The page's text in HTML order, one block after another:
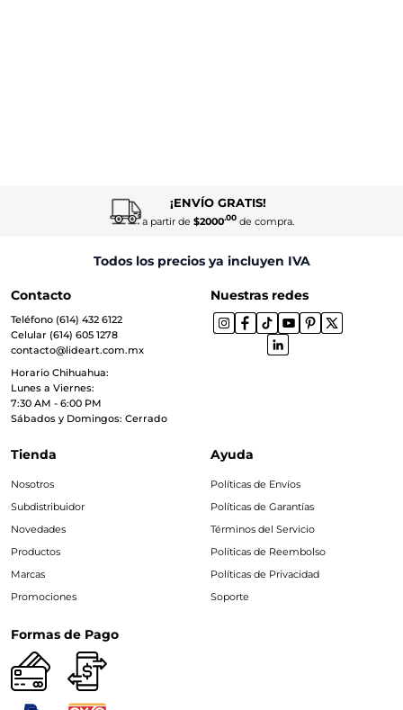
¡ENVÍO GRATIS!
a partir de $2000.00de compra.
Todos los precios ya incluyen IVA
Contacto
Teléfono (614) 432 6122
Celular (614) 605 1278
contacto@lideart.com.mx
Horario Chihuahua:
Lunes a Viernes:
7:30 AM - 6:00 PM
Sábados y Domingos: Cerrado
Nuestras redes
Tienda
Nosotros
Subdistribuidor
Novedades
Productos
Marcas
Promociones
Ayuda
Políticas de Envíos
Políticas de Garantías
Términos del Servicio
Políticas de Reembolso
Políticas de Privacidad
Soporte
Formas de Pago